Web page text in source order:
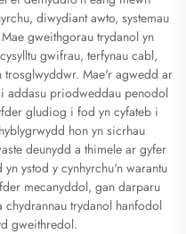
diwydiant awto, systemau
gweithgorau trydanol yn
gwifrau, terfynau cabl,
trosglwyddwr. Mae'r agwedd ar
addasu priodweddau penodol
gludiog i fod yn cyfateb i
hon yn sicrhau
deunydd a thimele ar gyfer
ystod y cynhyrchu'n warantu
mecanyddol, gan darparu
trydanol hanfodol
gweithredol.